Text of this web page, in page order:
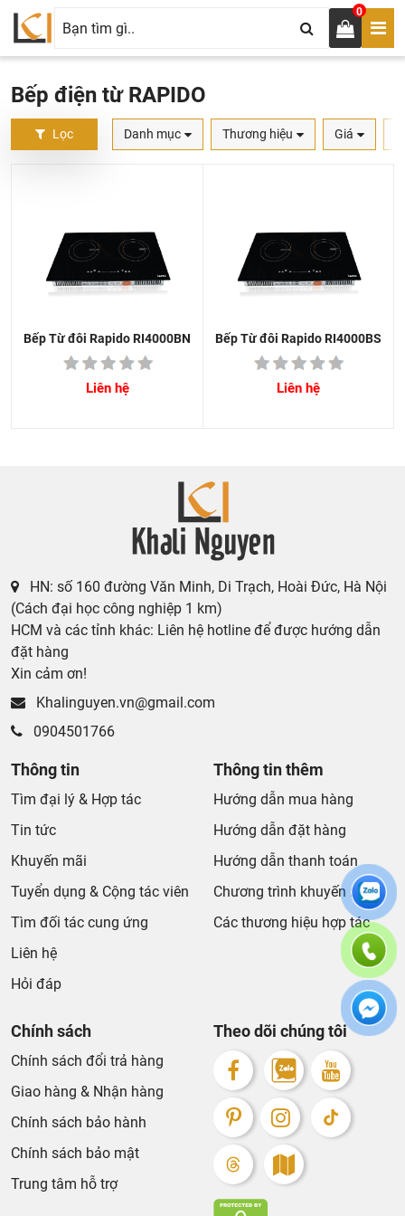
0
Bếp điện từ RAPIDO
Lọc Danh mục Thương hiệu Giá
Bếp Từ đôi Rapido RI4000BN
Liên hệ
Bếp Từ đôi Rapido RI4000BS
Liên hệ
HN: số 160 đường Văn Minh, Di Trạch, Hoài Đức, Hà Nội
(Cách đại học công nghiệp 1 km)
HCM và các tỉnh khác: Liên hệ hotline để được hướng dẫn
đặt hàng
Xin cảm ơn!
Khalinguyen.vn@gmail.com
0904501766
Thông tin
Tìm đại lý & Hợp tác
Tin tức
Khuyến mãi
Tuyển dụng & Cộng tác viên
Tìm đối tác cung ứng
Liên hệ
Hỏi đáp
Thông tin thêm
Hướng dẫn mua hàng
Hướng dẫn đặt hàng
Hướng dẫn thanh toán
Chương trình khuyến mãi
Các thương hiệu hợp tác
Chính sách
Chính sách đổi trả hàng
Giao hàng & Nhận hàng
Chính sách bảo hành
Chính sách bảo mật
Trung tâm hỗ trợ
Theo dõi chúng tôi